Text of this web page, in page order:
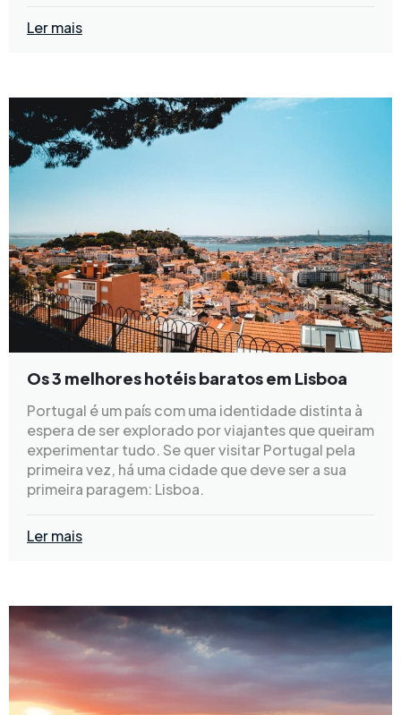
Ler mais
Os 3 melhores hotéis baratos em Lisboa
Portugal é um país com uma identidade distinta à
espera de ser explorado por viajantes que queiram
experimentar tudo. Se quer visitar Portugal pela
primeira vez, há uma cidade que deve ser a sua
primeira paragem: Lisboa.
Ler mais